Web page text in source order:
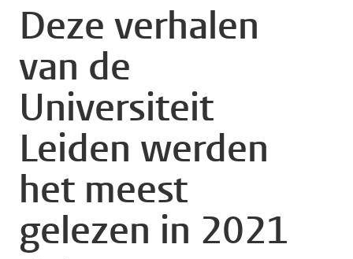
Deze verhalen
van de
Universiteit
Leiden werden
het meest
gelezen in 2021